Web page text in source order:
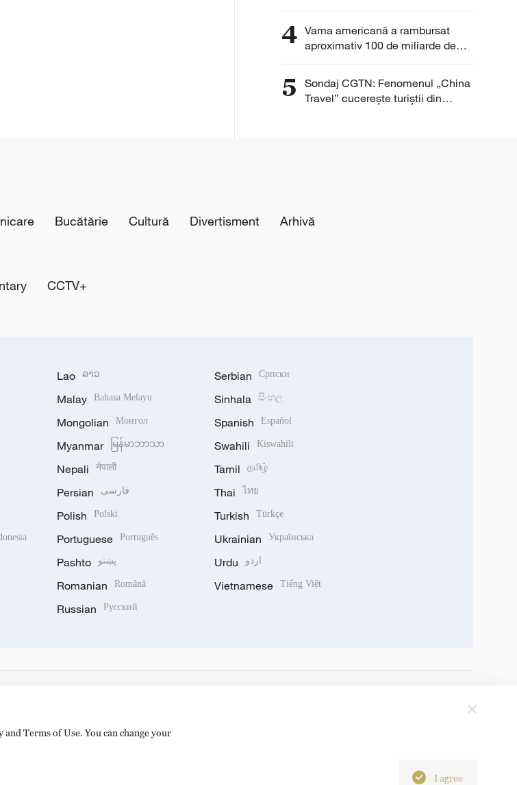
tehnologii
4 Vama americană a rambursat
aproximativ 100 de miliarde de
dolari din taxele vamale colectate
5
Sondaj CGTN: Fenomenul „China
Travel” cucerește turiștii din
Bucătărie Cultură Divertisment Arhivă
CCTV+
Lao ລາວ
Malay Bahasa Melayu
Mongolian Монгол
Myanmar မြန်မာဘာသာ
Nepali नेपाली
Persian فارسی
Polish Polski
Portuguese Português
Pashto پښتو
Romanian Română
Russian Русский
Serbian Српски
Sinhala සිංහල
Spanish Español
Swahili Kiswahili
Tamil தமிழ்
Thai ไทย
Turkish Türkçe
Ukrainian Українська
Urdu اردو
Vietnamese Tiếng Việt
Terms of Use. You can change your
I agree